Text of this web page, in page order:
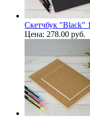
Скетчбук "Black"
Цена: 278.00 руб.